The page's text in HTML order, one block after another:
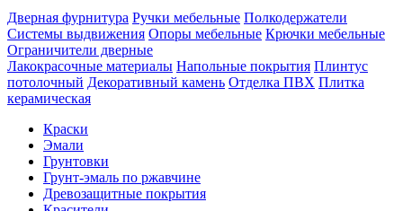
Дверная фурнитура Ручки мебельные Полкодержатели
Системы выдвижения Опоры мебельные Крючки мебельные
Ограничители дверные
Лакокрасочные материалы Напольные покрытия Плинтус
потолочный Декоративный камень Отделка ПВХ Плитка
керамическая
Краски
Эмали
Грунтовки
Грунт-эмаль по ржавчине
Древозащитные покрытия